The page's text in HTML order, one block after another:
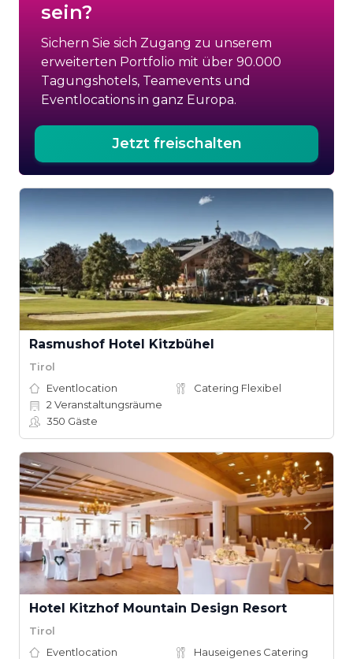
sein?
Sichern Sie sich Zugang zu unserem
erweiterten Portfolio mit über 90.000
Tagungshotels, Teamevents und
Eventlocations in ganz Europa.
Jetzt freischalten
Rasmushof Hotel Kitzbühel
Tirol
Eventlocation
Catering Flexibel
2 Veranstaltungsräume
350 Gäste
Hotel Kitzhof Mountain Design Resort
Tirol
Eventlocation
Hauseigenes Catering